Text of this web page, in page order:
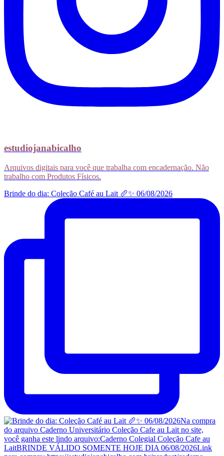
estudiojanabicalho
Arquivos digitais para você que trabalha com encadernação. Não
trabalho com Produtos Físicos.
Brinde do dia: Coleção Café au Lait 🥖✨ 06/08/2026